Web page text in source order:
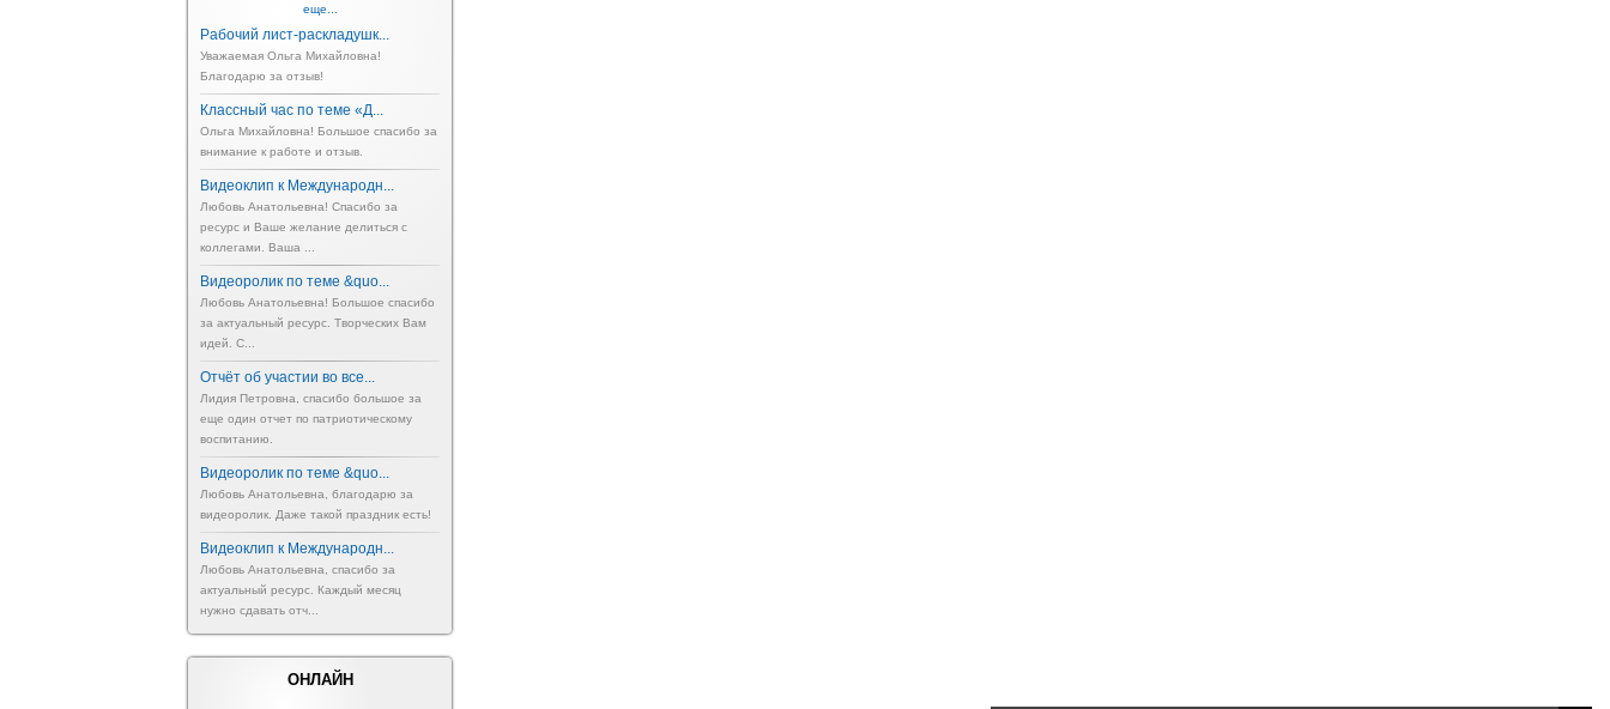
еще...
Рабочий лист-раскладушк...
Уважаемая Ольга Михайловна!
Благодарю за отзыв!
Классный час по теме «Д...
Ольга Михайловна! Большое спасибо за
внимание к работе и отзыв.
Видеоклип к Международн...
Любовь Анатольевна! Спасибо за
ресурс и Ваше желание делиться с
коллегами. Ваша ...
Видеоролик по теме &quo...
Любовь Анатольевна! Большое спасибо
за актуальный ресурс. Творческих Вам
идей. С...
Отчёт об участии во все...
Лидия Петровна, спасибо большое за
еще один отчет по патриотическому
воспитанию.
Видеоролик по теме &quo...
Любовь Анатольевна, благодарю за
видеоролик. Даже такой праздник есть!
Видеоклип к Международн...
Любовь Анатольевна, спасибо за
актуальный ресурс. Каждый месяц
нужно сдавать отч...
ОНЛАЙН